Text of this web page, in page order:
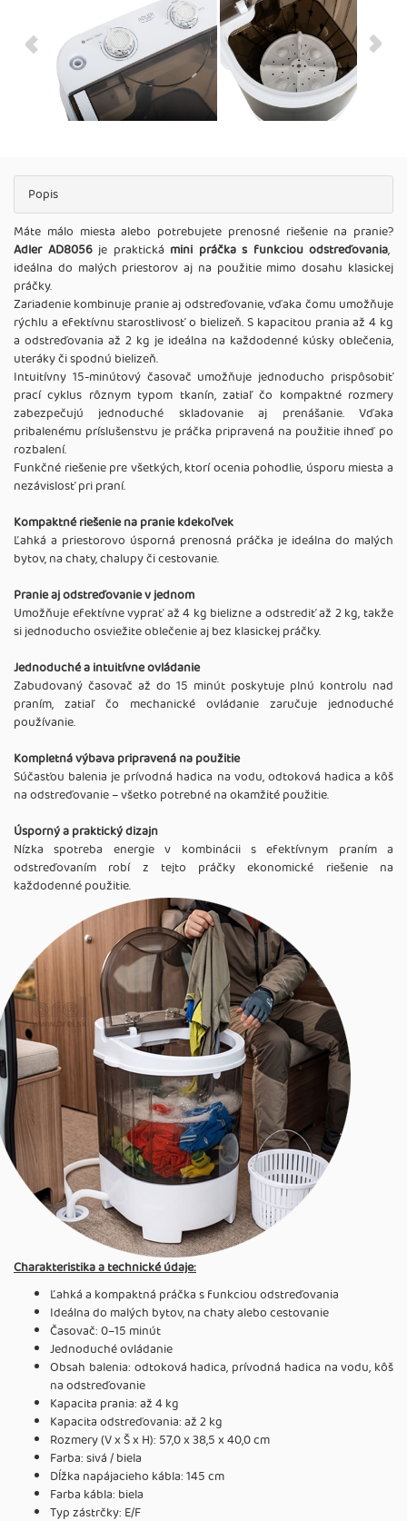
Popis
Máte málo miesta alebo potrebujete prenosné riešenie na pranie?
Adler AD8056je praktická mini práčka s funkciou odstreďovania,
ideálna do malých priestorov aj na použitie mimo dosahu klasickej
práčky.
Zariadenie kombinuje pranie aj odstreďovanie, vďaka čomu umožňuje
rýchlu a efektívnu starostlivosť o bielizeň. S kapacitou prania až 4 kg
a odstreďovania až 2 kg je ideálna na každodenné kúsky oblečenia,
uteráky či spodnú bielizeň.
Intuitívny 15-minútový časovač umožňuje jednoducho prispôsobiť
prací cyklus rôznym typom tkanín, zatiaľ čo kompaktné rozmery
zabezpečujú jednoduché skladovanie aj prenášanie. Vďaka
pribalenému príslušenstvu je práčka pripravená na použitie ihneď po
rozbalení.
Funkčné riešenie pre všetkých, ktorí ocenia pohodlie, úsporu miesta a
nezávislosť pri praní.
Kompaktné riešenie na pranie kdekoľvek
Ľahká a priestorovo úsporná prenosná práčka je ideálna do malých
bytov, na chaty, chalupy či cestovanie.
Pranie aj odstreďovanie v jednom
Umožňuje efektívne vyprať až 4 kg bielizne a odstrediť až 2 kg, takže
si jednoducho osviežite oblečenie aj bez klasickej práčky.
Jednoduché a intuitívne ovládanie
Zabudovaný časovač až do 15 minút poskytuje plnú kontrolu nad
praním, zatiaľ čo mechanické ovládanie zaručuje jednoduché
používanie.
Kompletná výbava pripravená na použitie
Súčasťou balenia je prívodná hadica na vodu, odtoková hadica a kôš
na odstreďovanie – všetko potrebné na okamžité použitie.
Úsporný a praktický dizajn
Nízka spotreba energie v kombinácii s efektívnym praním a
odstreďovaním robí z tejto práčky ekonomické riešenie na
každodenné použitie.
Charakteristika a technické údaje:
Ľahká a kompaktná práčka s funkciou odstreďovania
Ideálna do malých bytov, na chaty alebo cestovanie
Časovač: 0–15 minút
Jednoduché ovládanie
Obsah balenia: odtoková hadica, prívodná hadica na vodu, kôš
na odstreďovanie
Kapacita prania: až 4 kg
Kapacita odstreďovania: až 2 kg
Rozmery (V x Š x H): 57,0 x 38,5 x 40,0 cm
Farba: sivá / biela
Dĺžka napájacieho kábla: 145 cm
Farba kábla: biela
Typ zástrčky: E/F